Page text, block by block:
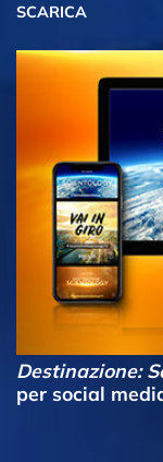
SCARICA
Destinazione:
per social